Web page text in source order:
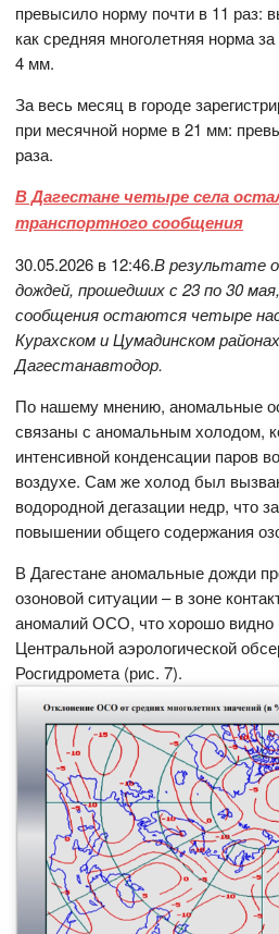
превысило норму почти в 11 раз:
как средняя многолетняя норма
4 мм.
За весь месяц в городе
при месячной норме в 21 мм:
раза.
В Дагестане четыре села
транспортного сообщения
30.05.2026 в 12:46.В результате
дождей, прошедших с 23 по 30
сообщения остаются четыре
Курахском и Цумадинском
Дагестанавтодор.
По нашему мнению, аномальные
связаны с аномальным холодом,
интенсивной конденсации паров
воздухе. Сам же холод был
водородной дегазации недр, что
повышении общего содержания
В Дагестане аномальные дожди
озоновой ситуации – в зоне
аномалий ОСО, что хорошо видно
Центральной аэрологической
Росгидромета (рис. 7).